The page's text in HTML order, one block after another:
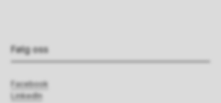
Følg oss
Facebook
LinkedIn